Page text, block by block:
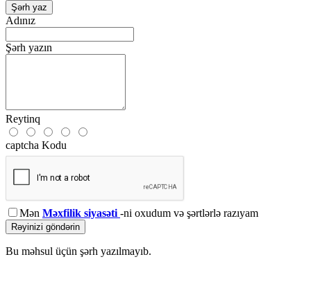
Şərh yaz
Adınız
Şərh yazın
Reytinq
captcha Kodu
Mən Məxfilik siyasəti -ni oxudum və şərtlərlə razıyam
Rəyinizi göndərin
Bu məhsul üçün şərh yazılmayıb.